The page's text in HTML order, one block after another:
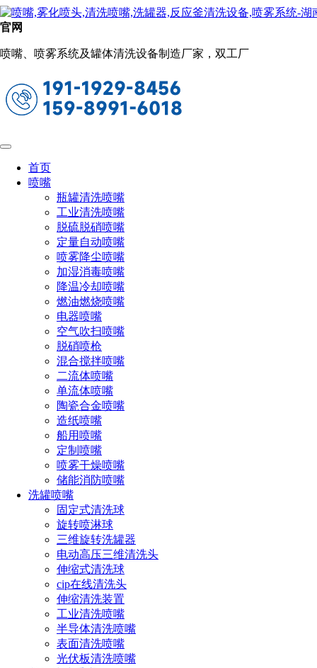
官网
喷嘴、喷雾系统及罐体清洗设备制造厂家，双工厂
首页
喷嘴
瓶罐清洗喷嘴
工业清洗喷嘴
脱硫脱硝喷嘴
定量自动喷嘴
喷雾降尘喷嘴
加湿消毒喷嘴
降温冷却喷嘴
燃油燃烧喷嘴
电器喷嘴
空气吹扫喷嘴
脱硝喷枪
混合搅拌喷嘴
二流体喷嘴
单流体喷嘴
陶瓷合金喷嘴
造纸喷嘴
船用喷嘴
定制喷嘴
喷雾干燥喷嘴
储能消防喷嘴
洗罐喷嘴
固定式清洗球
旋转喷淋球
三维旋转洗罐器
电动高压三维清洗头
伸缩式清洗球
cip在线清洗头
伸缩清洗装置
工业清洗喷嘴
半导体清洗喷嘴
表面清洗喷嘴
光伏板清洗喷嘴
喷雾添加系统
当前位置：
自动喷淋设备
所属类别：喷嘴配件
材质：多材质可选
角度：根据配置喷嘴
产品特点
喷头精工细作，出水孔内径毫米，确保细密喷雾效果
喷嘴接头螺纹精密做工，经测试连续对接上万次不漏
水，螺纹精确耐磨损，确保出水流畅性
喷雾形状
扇形喷嘴 ：角度广，喷雾面积大，适用于大面积清洗
锥形喷嘴：适用于大面积喷淋除尘、加湿、清洗